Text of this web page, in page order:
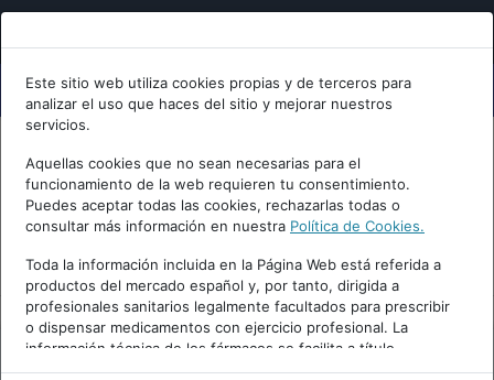
Este sitio web utiliza cookies propias y de terceros para
analizar el uso que haces del sitio y mejorar nuestros
servicios.
Aquellas cookies que no sean necesarias para el
funcionamiento de la web requieren tu consentimiento.
Puedes aceptar todas las cookies, rechazarlas todas o
consultar más información en nuestra Política de Cookies.
Toda la información incluida en la Página Web está referida a
productos del mercado español y, por tanto, dirigida a
profesionales sanitarios legalmente facultados para prescribir
o dispensar medicamentos con ejercicio profesional. La
información técnica de los fármacos se facilita a título
meramente informativo, siendo responsabilidad de los